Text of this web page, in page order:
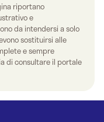
riportano
e
da intendersi a solo
sostituirsi alle
e sempre
di consultare il portale